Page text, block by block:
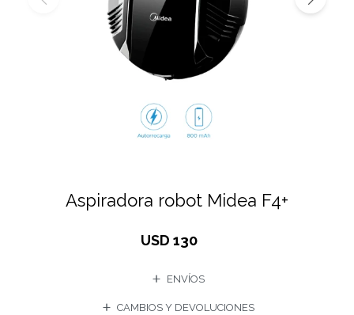
Aspiradora robot Midea F4+
USD 130
ENVÍOS
CAMBIOS Y DEVOLUCIONES